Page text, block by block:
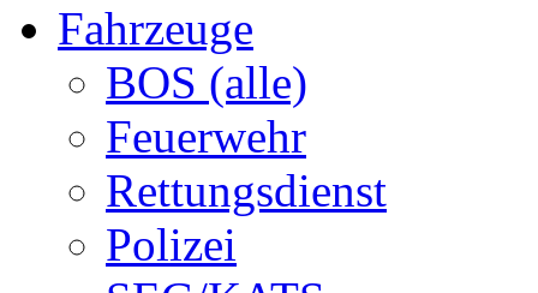
Fahrzeuge
BOS (alle)
Feuerwehr
Rettungsdienst
Polizei